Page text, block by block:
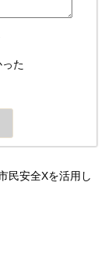
た
民安全Xを活用し